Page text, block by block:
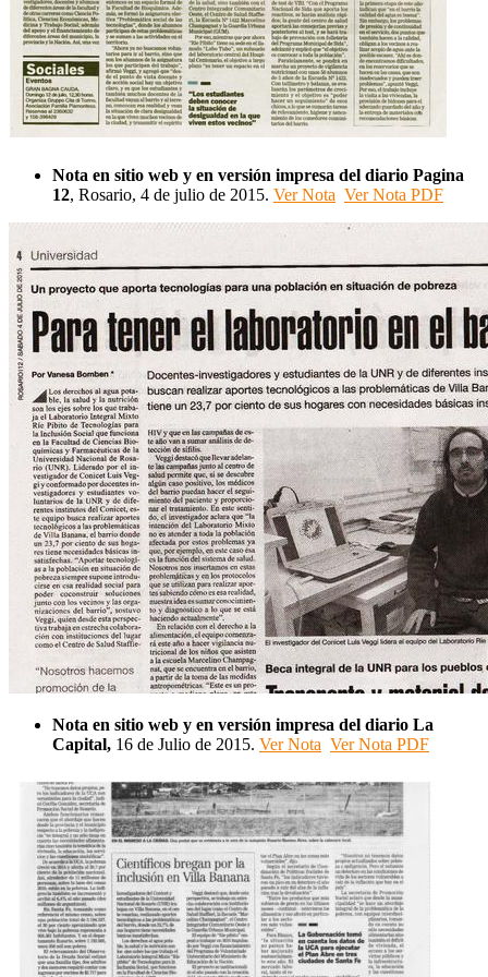
Nota en sitio web y en versión impresa del diario Pagina
12, Rosario, 4 de julio de 2015. Ver Nota Ver Nota PDF
Nota en sitio web y en versión impresa del diario La
Capital, 16 de Julio de 2015. Ver Nota Ver Nota PDF